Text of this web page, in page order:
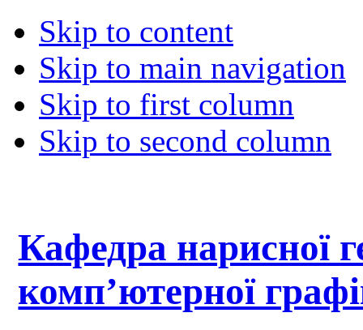
Skip to content
Skip to main navigation
Skip to first column
Skip to second column
Кафедра нарисної
комп’ютерної